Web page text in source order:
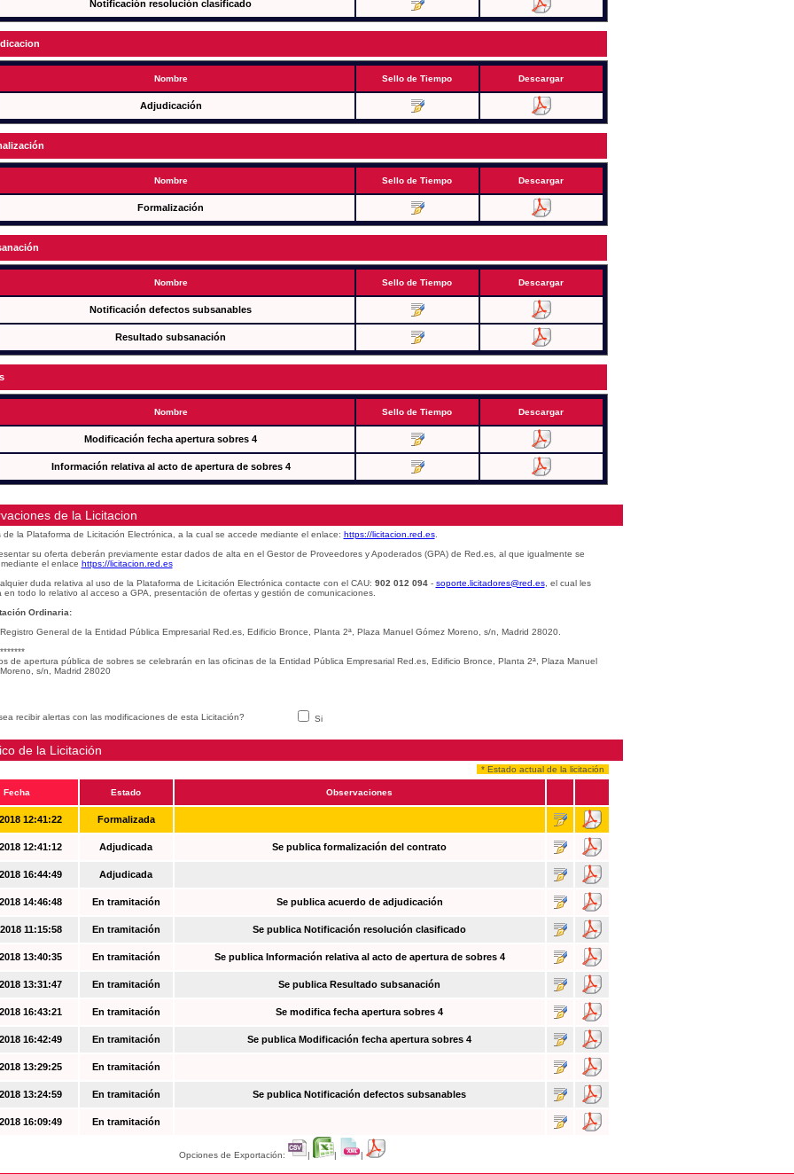
Notificación resolución clasificado
Nombre Sello de Tiempo Descargar
Adjudicación
Nombre Sello de Tiempo Descargar
Formalización
Nombre Sello de Tiempo Descargar
Notificación defectos subsanables
Resultado subsanación
Nombre Sello de Tiempo Descargar
Modificación fecha apertura sobres 4
Información relativa al acto de apertura de sobres 4
de la Licitacion
de la Plataforma de Licitación Electrónica, a la cual se accede mediante el enlace: https://licitacion.red.es.
su oferta deberán previamente estar dados de alta en el Gestor de Proveedores y Apoderados (GPA) de Red.es, al que igualmente se
el enlace https://licitacion.red.es
duda relativa al uso de la Plataforma de Licitación Electrónica contacte con el CAU: 902 012 094- soporte.licitadores@red.es, el cual les
en todo lo relativo al acceso a GPA, presentación de ofertas y gestión de comunicaciones.
Ordinaria:
General de la Entidad Pública Empresarial Red.es, Edificio Bronce, Planta 2ª, Plaza Manuel Gómez Moreno, s/n, Madrid 28020.
de apertura pública de sobres se celebrarán en las oficinas de la Entidad Pública Empresarial Red.es, Edificio Bronce, Planta 2ª, Plaza Manuel
s/n, Madrid 28020
recibir alertas con las modificaciones de esta Licitación? Si
de la Licitación
* Estado actual de la licitación
Fecha Estado Observaciones
12:41:22 Formalizada
12:41:12 Adjudicada Se publica formalización del contrato
16:44:49 Adjudicada
14:46:48 En tramitación Se publica acuerdo de adjudicación
11:15:58 En tramitación Se publica Notificación resolución clasificado
13:40:35 En tramitación Se publica Información relativa al acto de apertura de sobres 4
13:31:47 En tramitación Se publica Resultado subsanación
16:43:21 En tramitación Se modifica fecha apertura sobres 4
16:42:49 En tramitación Se publica Modificación fecha apertura sobres 4
13:29:25 En tramitación
13:24:59 En tramitación Se publica Notificación defectos subsanables
16:09:49 En tramitación
Opciones de Exportación: | | |